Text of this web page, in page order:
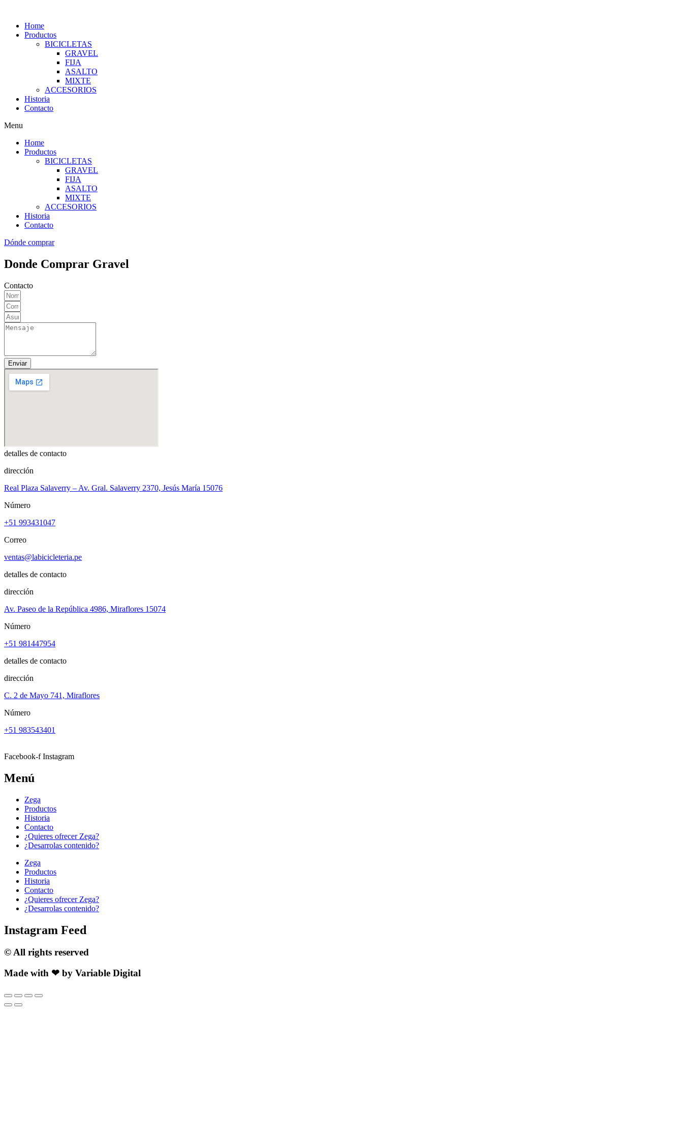
Home
Productos
BICICLETAS
GRAVEL
FIJA
ASALTO
MIXTE
ACCESORIOS
Historia
Contacto
Menu
Home
Productos
BICICLETAS
GRAVEL
FIJA
ASALTO
MIXTE
ACCESORIOS
Historia
Contacto
Dónde comprar
Donde Comprar Gravel
Contacto
Enviar
detalles de contacto
dirección
Real Plaza Salaverry – Av. Gral. Salaverry 2370, Jesús María 15076
Número
+51 993431047
Correo
ventas@labicicleteria.pe
detalles de contacto
dirección
Av. Paseo de la República 4986, Miraflores 15074
Número
+51 981447954
detalles de contacto
dirección
C. 2 de Mayo 741, Miraflores
Número
+51 983543401
Facebook-f Instagram
Menú
Zega
Productos
Historia
Contacto
¿Quieres ofrecer Zega?
¿Desarrolas contenido?
Zega
Productos
Historia
Contacto
¿Quieres ofrecer Zega?
¿Desarrolas contenido?
Instagram Feed
© All rights reserved
Made with ❤ by Variable Digital